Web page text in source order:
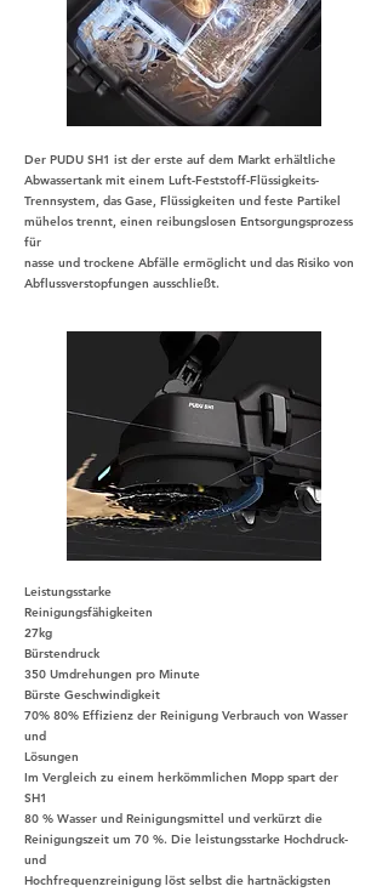
Der PUDU SH1 ist der erste auf dem Markt erhältliche
Abwassertank mit einem Luft-Feststoff-Flüssigkeits-
Trennsystem, das Gase, Flüssigkeiten und feste Partikel
mühelos trennt, einen reibungslosen Entsorgungsprozess
für
nasse und trockene Abfälle ermöglicht und das Risiko von
Abflussverstopfungen ausschließt.
Leistungsstarke
Reinigungsfähigkeiten
27kg
Bürstendruck
350 Umdrehungen pro Minute
Bürste Geschwindigkeit
70% 80% Effizienz der Reinigung Verbrauch von Wasser
und
Lösungen
Im Vergleich zu einem herkömmlichen Mopp spart der
SH1
80 % Wasser und Reinigungsmittel und verkürzt die
Reinigungszeit um 70 %. Die leistungsstarke Hochdruck-
und
Hochfrequenzreinigung löst selbst die hartnäckigsten